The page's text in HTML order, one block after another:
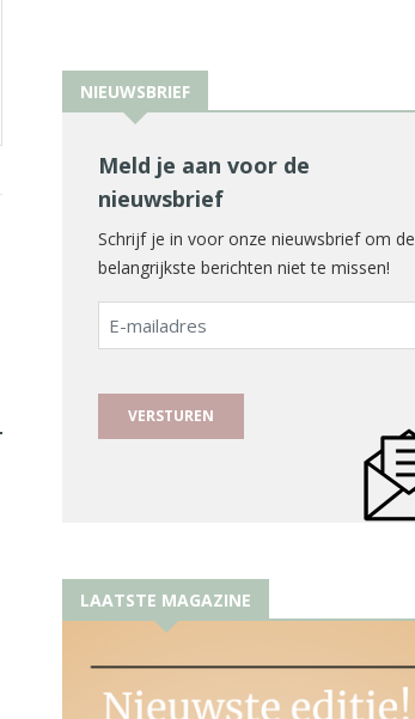
NIEUWSBRIEF
Meld je aan voor de
nieuwsbrief
Schrijf je in voor onze nieuwsbrief om de
belangrijkste berichten niet te missen!
E-
mailadres
LAATSTE MAGAZINE